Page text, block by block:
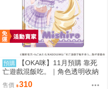
預購
【OKA咪】11月預購 靠死
亡遊戲混飯吃。｜角色透明收納
夾 02/ (新繪插畫) (御城)
售價 310